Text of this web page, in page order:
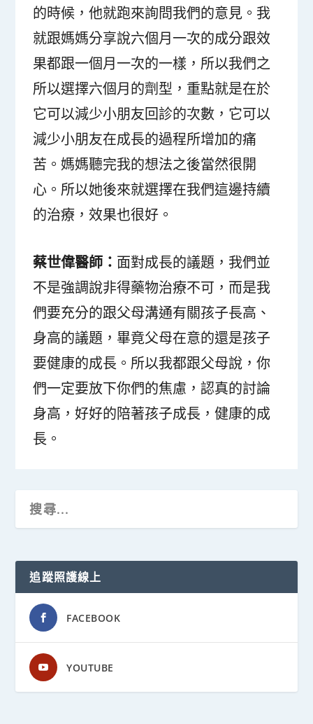
的時候，他就跑來詢問我們的意見。我
就跟媽媽分享說六個月一次的成分跟效
果都跟一個月一次的一樣，所以我們之
所以選擇六個月的劑型，重點就是在於
它可以減少小朋友回診的次數，它可以
減少小朋友在成長的過程所增加的痛
苦。媽媽聽完我的想法之後當然很開
心。所以她後來就選擇在我們這邊持續
的治療，效果也很好。
蔡世偉醫師： 面對成長的議題，我們並
不是強調說非得藥物治療不可，而是我
們要充分的跟父母溝通有關孩子長高、
身高的議題，畢竟父母在意的還是孩子
要健康的成長。所以我都跟父母說，你
們一定要放下你們的焦慮，認真的討論
身高，好好的陪著孩子成長，健康的成
長。
追蹤照護線上
FACEBOOK
YOUTUBE